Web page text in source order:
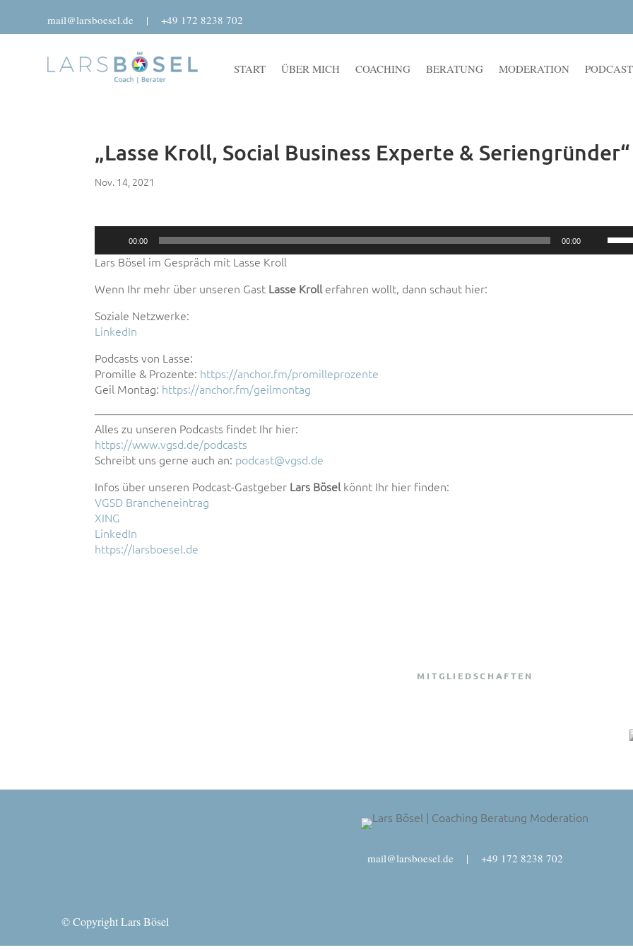
mail@larsboesel.de |+49 172 8238 702
START ÜBER MICH COACHING BERATUNG MODERATION PODCAST
„Lasse Kroll, Social Business Experte & Seriengründer“
Nov. 14, 2021
00:00 00:00
Lars Bösel im Gespräch mit Lasse Kroll
Wenn Ihr mehr über unseren Gast Lasse Krollerfahren wollt, dann schaut hier:
Soziale Netzwerke:
LinkedIn
Podcasts von Lasse:
Promille & Prozente: https://anchor.fm/promilleprozente
Geil Montag: https://anchor.fm/geilmontag
Alles zu unseren Podcasts findet Ihr hier:
https://www.vgsd.de/podcasts
Schreibt uns gerne auch an: podcast@vgsd.de
Infos über unseren Podcast-Gastgeber Lars Böselkönnt Ihr hier finden:
VGSD Brancheneintrag
XING
LinkedIn
https://larsboesel.de
MITGLIEDSCHAFTEN
mail@larsboesel.de | +49 172 8238 702
© Copyright Lars Bösel